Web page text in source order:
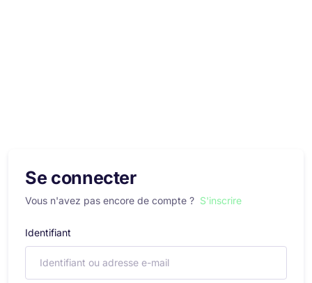
Se connecter
Vous n'avez pas encore de compte ? S'inscrire
Identifiant